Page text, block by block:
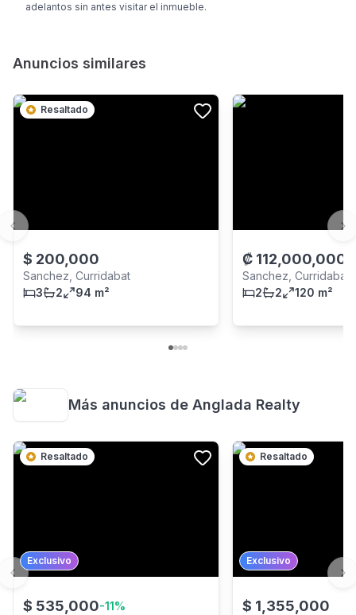
adelantos sin antes visitar el inmueble.
Anuncios similares
Resaltado
$ 200,000
Sanchez, Curridabat
3
2 94 m²
₡ 112,000,000
Sanchez, Curridabat
2
2 120 m²
Previous slide
Más anuncios de Anglada Realty
Resaltado
Exclusivo
$ 535,000-11%
Resaltado
Exclusivo
$ 1,355,000
Previous slide